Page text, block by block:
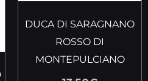
DUCA DI SARAGNANO
ROSSO DI
MONTEPULCIANO